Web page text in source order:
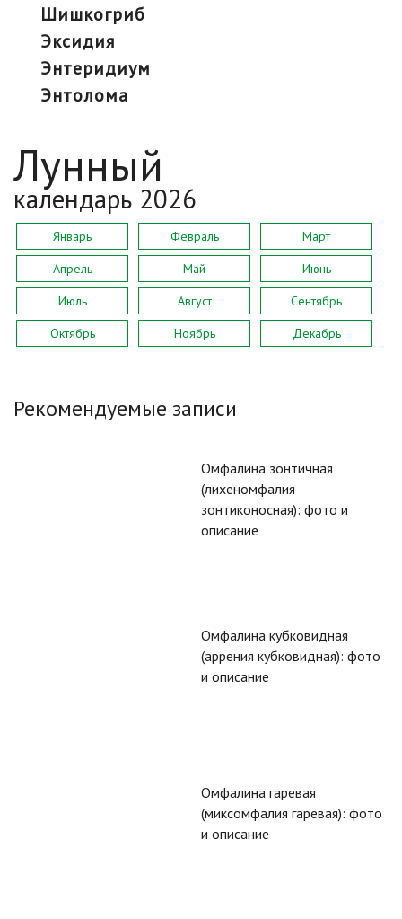
шишкогриб
эксидия
энтеридиум
энтолома
Лунный
календарь 2026
Январь Февраль
Март
Апрель
Май
Июнь
Июль
Август
Сентябрь
Октябрь
Ноябрь Декабрь
Рекомендуемые записи
Омфалина зонтичная
(лихеномфалия
зонтиконосная): фото и
описание
Омфалина кубковидная
(аррения кубковидная): фото
и описание
Омфалина гаревая
(миксомфалия гаревая): фото
и описание